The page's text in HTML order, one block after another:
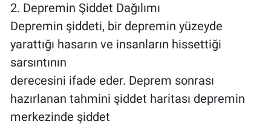
2. Depremin Şiddet Dağılımı
Depremin şiddeti, bir depremin yüzeyde
yarattığı hasarın ve insanların hissettiği
sarsıntının
derecesini ifade eder. Deprem sonrası
hazırlanan tahmini şiddet haritası depremin
merkezinde şiddet